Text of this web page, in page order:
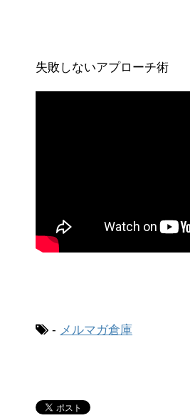
失敗しないアプローチ術
- メルマガ倉庫